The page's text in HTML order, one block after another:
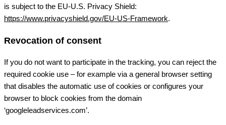
is subject to the EU-U.S. Privacy Shield:
https://www.privacyshield.gov/EU-US-Framework.
Revocation of consent
If you do not want to participate in the tracking, you can reject the
required cookie use – for example via a general browser setting
that disables the automatic use of cookies or configures your
browser to block cookies from the domain
‘googleleadservices.com’.